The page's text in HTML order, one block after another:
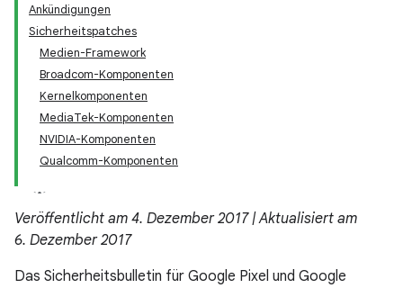
Ankündigungen
Sicherheitspatches
Medien-Framework
Broadcom-Komponenten
Kernelkomponenten
MediaTek-Komponenten
NVIDIA-Komponenten
Qualcomm-Komponenten
Veröffentlicht am 4. Dezember 2017 | Aktualisiert am
6. Dezember 2017
Das Sicherheitsbulletin für Google Pixel und Google